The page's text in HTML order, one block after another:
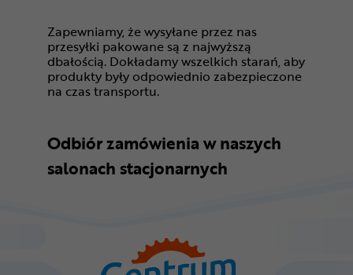
Zapewniamy, że wysyłane przez nas
przesyłki pakowane są z najwyższą
dbałością. Dokładamy wszelkich starań, aby
produkty były odpowiednio zabezpieczone
na czas transportu.
Odbiór zamówienia w naszych
salonach stacjonarnych